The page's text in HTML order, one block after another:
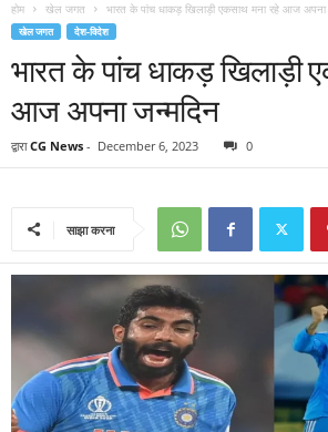
होम खेल जगत भारत के पांच धाकड़ खिलाड़ी एकसाथ मना रहे आज अपना
खेल जगत देश-विदेश
भारत के पांच धाकड़ खिलाड़ी
आज अपना जन्मदिन
द्वारा CG News - December 6, 2023 0
साझा करना